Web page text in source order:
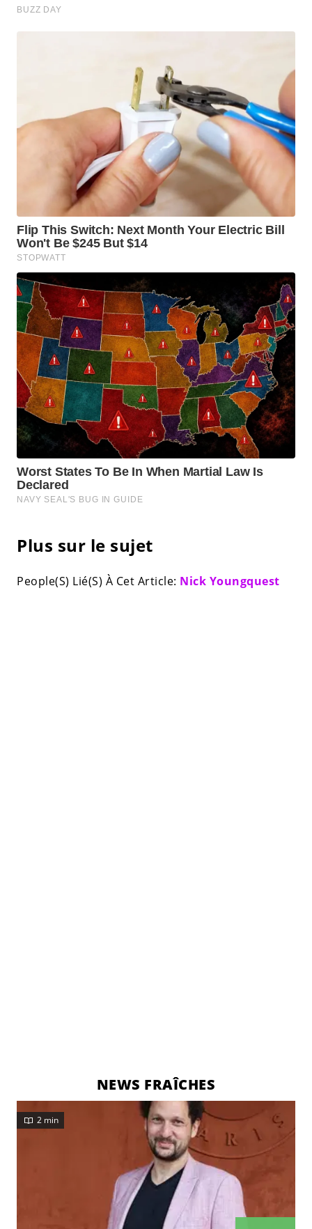
Plus sur le sujet
People(S) Lié(S) À Cet Article: Nick Youngquest
NEWS FRAÎCHES
2 min